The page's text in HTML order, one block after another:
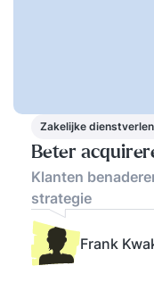
Zakelijke
Beter
Klanten
strategie
Frank